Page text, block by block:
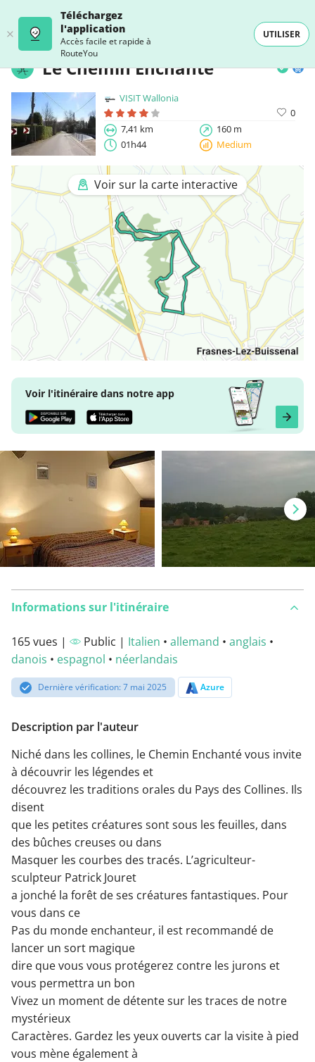
Téléchargez
l'application
Accès facile et rapide à
RouteYou
UTILISER
Le Chemin Enchanté
VISIT Wallonia
0
7,41 km
160 m
01h44
Medium
Voir sur la carte interactive
Voir l'itinéraire dans notre app
Informations sur l'itinéraire
165 vues | Public | Italien • allemand • anglais •
danois • espagnol • néerlandais
Dernière vérification: 7 mai 2025 Azure
Description par l'auteur
Niché dans les collines, le Chemin Enchanté vous invite
à découvrir les légendes et
découvrez les traditions orales du Pays des Collines. Ils
disent
que les petites créatures sont sous les feuilles, dans
des bûches creuses ou dans
Masquer les courbes des tracés. L’agriculteur-
sculpteur Patrick Jouret
a jonché la forêt de ses créatures fantastiques. Pour
vous dans ce
Pas du monde enchanteur, il est recommandé de
lancer un sort magique
dire que vous vous protégerez contre les jurons et
vous permettra un bon
Vivez un moment de détente sur les traces de notre
mystérieux
Caractères. Gardez les yeux ouverts car la visite à pied
vous mène également à